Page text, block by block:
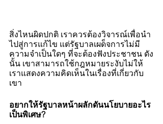
สิ่งไหนผิดปกติ เราควรต้องวิจารณ์เพื่อนำ
ไปสู่การแก้ไข แต่รัฐบาลเผด็จการไม่มี
ความจำเป็นใดๆ ที่จะต้องฟังประชาชน ดัง
นั้น เขาสามารถใช้กฎหมายระงับไม่ให้
เราแสดงความคิดเห็นในเรื่องที่เกี่ยวกับ
เขา
อยากให้รัฐบาลหน้าผลักดันนโยบายอะไร
เป็นพิเศษ?